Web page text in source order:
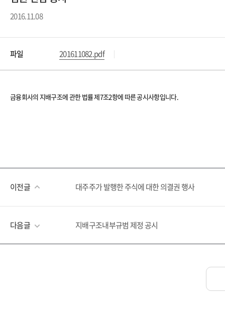
2016.11.08
파일 201611082.pdf
금융회사의 지배구조에 관한 법률 제7조2항에 따른 공시사항입니다.
이전글 대주주가 발행한 주식에 대한 의결권 행사
다음글 지배구조내부규범 제정 공시